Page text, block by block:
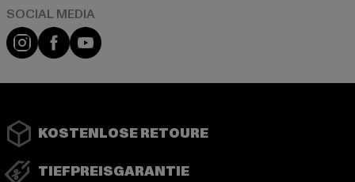
Instagram
FacebookYouTube
KOSTENLOSE RETOURE
TIEFPREISGARANTIE